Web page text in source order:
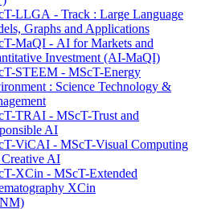
LLGA - Track : Large Language
Graphs and Applications
MaQI - AI for Markets and
Investment (AI-MaQI)
STEEM - MScT-Energy
: Science Technology &
TRAI - MScT-Trust and
AI
ViCAI - MScT-Visual Computing
Creative AI
XCin - MScT-Extended
XCin